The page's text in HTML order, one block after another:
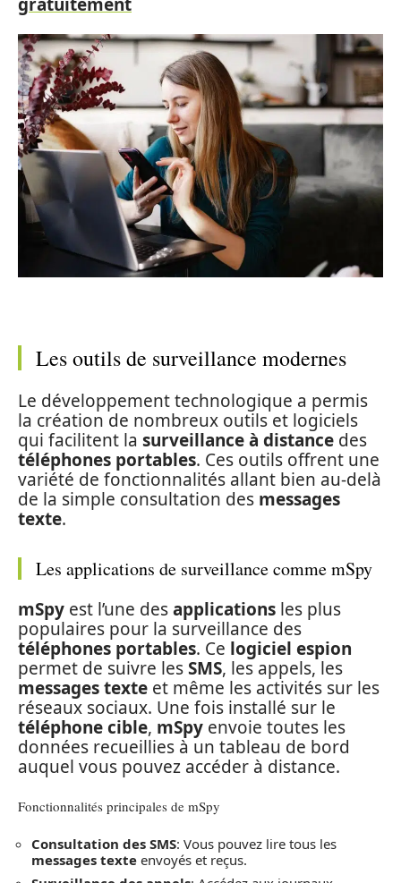
Les outils de surveillance modernes
Le développement technologique a permis
la création de nombreux outils et logiciels
qui facilitent la surveillance à distance des
téléphones portables. Ces outils offrent une
variété de fonctionnalités allant bien au-delà
de la simple consultation des messages
texte.
Les applications de surveillance comme mSpy
mSpy est l’une desapplications les plus
populaires pour la surveillance des
téléphones portables. Ce logiciel espion
permet de suivre lesSMS, les appels, les
messages texte et même les activités sur les
réseaux sociaux. Une fois installé sur le
téléphone cible, mSpy envoie toutes les
données recueillies à un tableau de bord
auquel vous pouvez accéder à distance.
Fonctionnalités principales de mSpy
Consultation des SMS: Vous pouvez lire tous les
messages texte envoyés et reçus.